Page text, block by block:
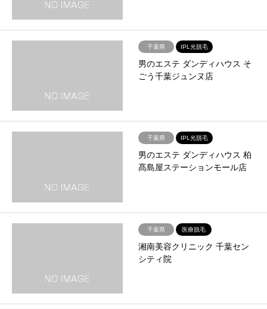
千葉県 IPL光脱毛
男のエステ ダンディハウス そ
ごう千葉ジュンヌ店
千葉県 IPL光脱毛
男のエステ ダンディハウス 柏
髙島屋ステーションモール店
千葉県 医療脱毛
湘南美容クリニック 千葉セン
シティ院